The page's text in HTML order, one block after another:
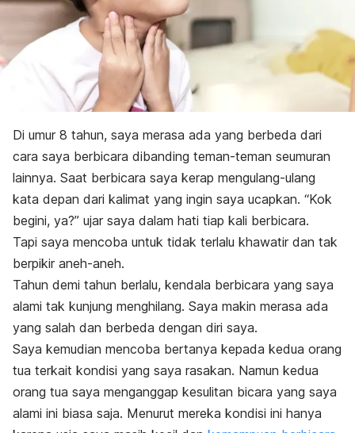
Di umur 8 tahun, saya merasa ada yang berbeda dari
cara saya berbicara dibanding teman-teman seumuran
lainnya. Saat berbicara saya kerap mengulang-ulang
kata depan dari kalimat yang ingin saya ucapkan. “Kok
begini, ya?” ujar saya dalam hati tiap kali berbicara.
Tapi saya mencoba untuk tidak terlalu khawatir dan tak
berpikir aneh-aneh.
Tahun demi tahun berlalu, kendala berbicara yang saya
alami tak kunjung menghilang. Saya makin merasa ada
yang salah dan berbeda dengan diri saya.
Saya kemudian mencoba bertanya kepada kedua orang
tua terkait kondisi yang saya rasakan. Namun kedua
orang tua saya menganggap kesulitan bicara yang saya
alami ini biasa saja. Menurut mereka kondisi ini hanya